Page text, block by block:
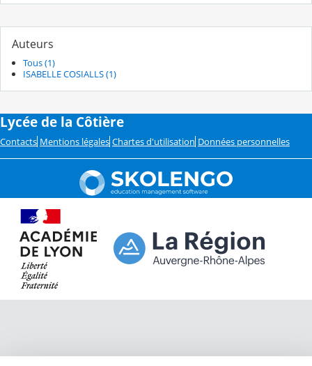
Auteurs
Tous (1)
ISABELLE COSIALLS (1)
Lycée de la Côtière
Contacts Mentions légales Chartes d'utilisation Données personnelles